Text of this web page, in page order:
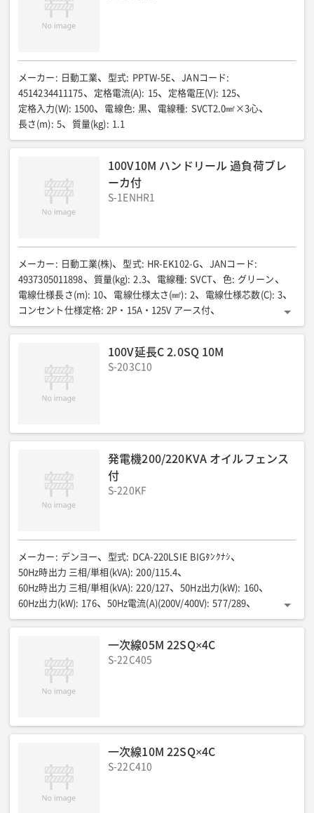
メーカー : 日動工業 型式: PPTW-5E JANコード :
4514234411175
定格電流(A): 15 定格電圧(V): 125
定格入力(W): 1500 電線色: 黒 電線種: SVCT2.0㎟×3心
長さ(m): 5 質量(kg): 1.1
100V10M ハンドリール 過負荷ブレ
ーカ付
S-1ENHR1
メーカー : 日動工業(株) 型式: HR-EK102-G JANコード :
4937305011898
質量(kg): 2.3 電線種: SVCT 色: グリーン
電線仕様長さ(m): 10 電線仕様太さ(㎟): 2 電線仕様芯数(C): 3
コンセント仕様定格: 2P・15A・125V アース付
コンセント仕様個数: 2 漏電保護: ○ 過負荷保護: ○ 本体色:
ポッキンプラグ(2P・接地2P兼用プラグ)
原産国:
100V延長C 2.0SQ 10M
S-203C10
発電機200/220KVA オイルフェンス
付
S-220KF
メーカー : デンヨー 型式: DCA-220LSIE BIGﾀﾝｸﾅｼ
50Hz時出力 三相/単相(kVA): 200/115.4
60Hz時出力 三相/単相(kVA): 220/127 50Hz出力(kW): 160
60Hz出力(kW): 176 50Hz電流(A)(200V/400V): 577/289
60Hz電流(A)(200V/400V): 577/289 燃料/タンク容量(L):
60Hz燃料消費量75%負荷(L/h): 36 全長(mm): 3600
全高(mm) 1750 運転質量(kg)
超低騒音
端子ボルトサイズ(φ)
備考②: 標準タンク仕様
一次線05M 22SQ×4C
S-22C405
一次線10M 22SQ×4C
S-22C410